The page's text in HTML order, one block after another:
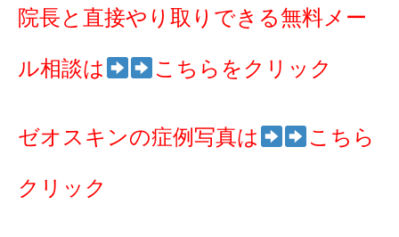
院長と直接やり取りできる無料メー
ル相談は こちらをクリック
ゼオスキンの症例写真は こちら
クリック